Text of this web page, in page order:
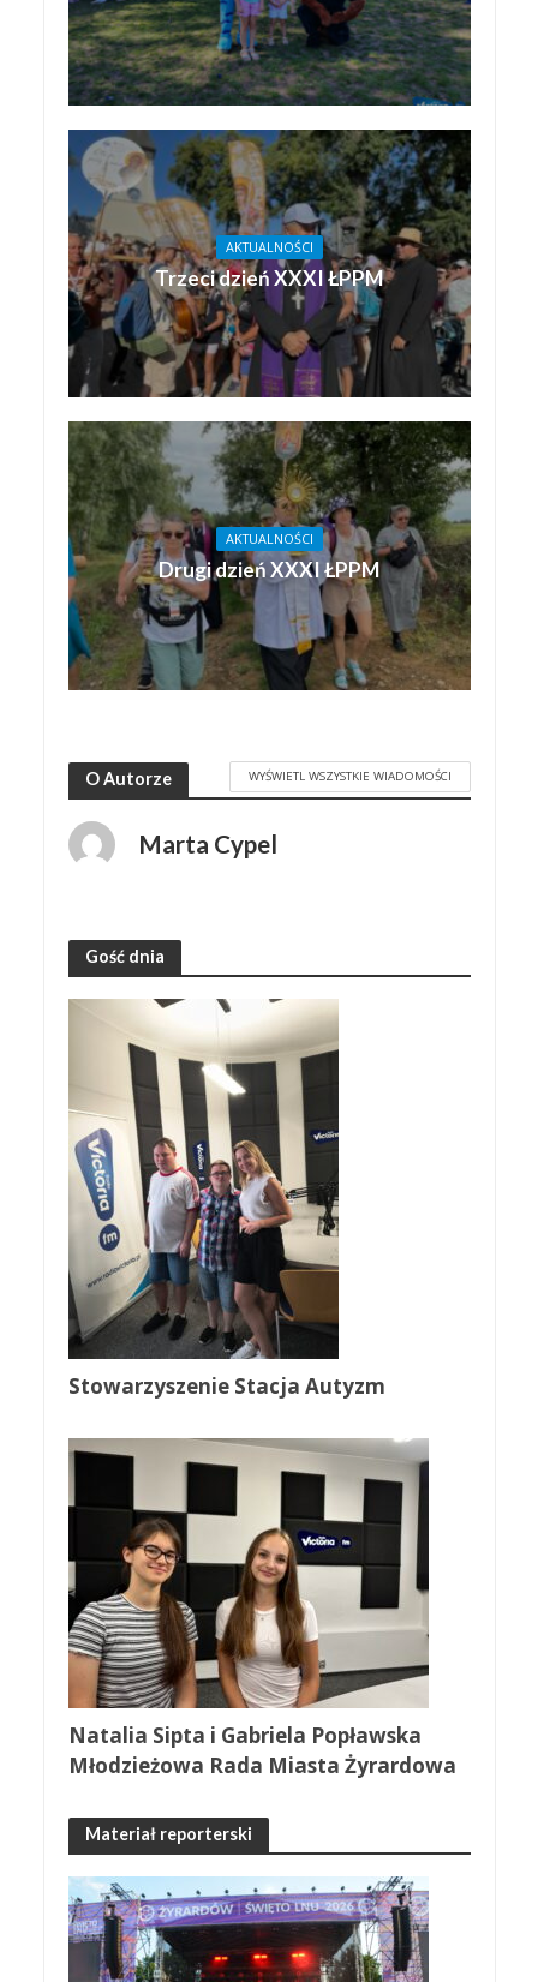
AKTUALNOŚCI
Trzeci dzień XXXI ŁPPM
AKTUALNOŚCI
Drugi dzień XXXI ŁPPM
O Autorze WYŚWIETL WSZYSTKIE WIADOMOŚCI
Marta Cypel
Gość dnia
Stowarzyszenie Stacja Autyzm
Natalia Sipta i Gabriela Popławska
Młodzieżowa Rada Miasta Żyrardowa
Materiał reporterski